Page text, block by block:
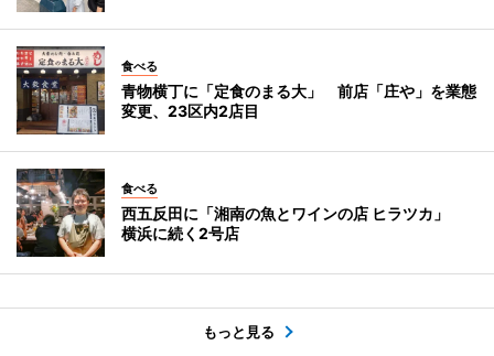
食べる
青物横丁に「定食のまる大」 前店「庄や」を業態
変更、23区内2店目
食べる
西五反田に「湘南の魚とワインの店 ヒラツカ」
横浜に続く2号店
もっと見る